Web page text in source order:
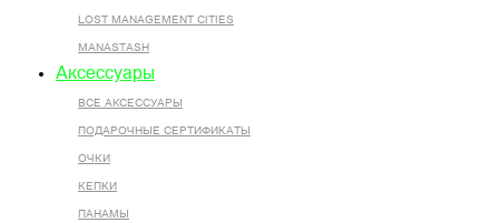
LOST MANAGEMENT CITIES
MANASTASH
Аксессуары
ВСЕ AКСЕССУАРЫ
ПОДАРОЧНЫЕ СЕРТИФИКАТЫ
ОЧКИ
КЕПКИ
ПАНАМЫ